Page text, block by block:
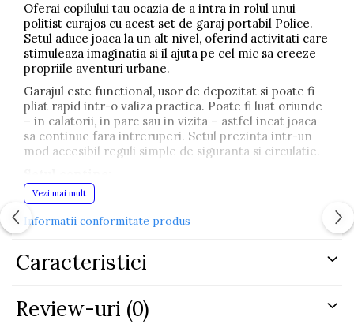
Oferai copilului tau ocazia de a intra in rolul unui
politist curajos cu acest set de garaj portabil Police.
Setul aduce joaca la un alt nivel, oferind activitati care
stimuleaza imaginatia si il ajuta pe cel mic sa creeze
propriile aventuri urbane.
Garajul este functional, usor de depozitat si poate fi
pliat rapid intr-o valiza practica. Poate fi luat oriunde
– in calatorii, in parc sau in vizita – astfel incat joaca
sa continue fara intreruperi. Setul prezinta intr-un
mod accesibil reguli simple de siguranta si circulatie.
Garaj portabil in forma de valiza
Doua masinute de jucarie
Elemente care imita un mic atelier auto
Accesorii tematice pentru scenarii de joaca
diverse
Vezi mai mult
Informatii conformitate produs
Caracteristici
Review-uri (0)